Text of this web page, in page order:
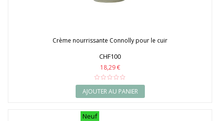
Crème nourrissante Connolly pour le cuir
CHF100
18,29 €
AJOUTER AU PANIER
Neuf